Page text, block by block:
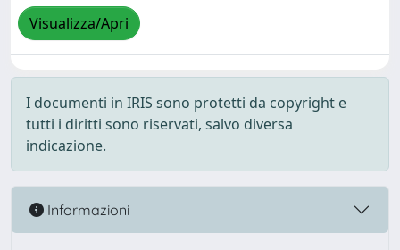
Visualizza/Apri
I documenti in IRIS sono protetti da copyright e
tutti i diritti sono riservati, salvo diversa
indicazione.
Informazioni